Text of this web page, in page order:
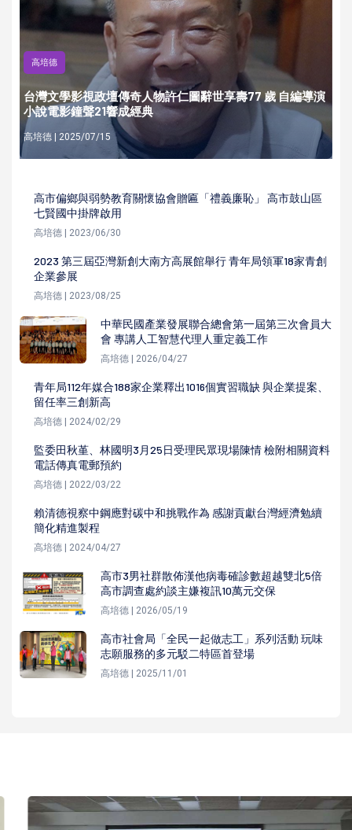
高培德
台灣文學影視政壇傳奇人物許仁圖辭世享壽77 歲 自編導演
小說電影鐘聲21響成經典
高培德 | 2025/07/15
高市偏鄉與弱勢教育關懷協會贈匾「禮義廉恥」 高市鼓山區
七賢國中掛牌啟用
高培德 | 2023/06/30
2023 第三屆亞灣新創大南方高展館舉行 青年局領軍18家青創
企業參展
高培德 | 2023/08/25
中華民國產業發展聯合總會第一屆第三次會員大
會 專講人工智慧代理人重定義工作
高培德 | 2026/04/27
青年局112年媒合188家企業釋出1016個實習職缺 與企業提案、
留任率三創新高
高培德 | 2024/02/29
監委田秋堇、林國明3月25日受理民眾現場陳情 檢附相關資料
電話傳真電郵預約
高培德 | 2022/03/22
賴清德視察中鋼應對碳中和挑戰作為 感謝貢獻台灣經濟勉續
簡化精進製程
高培德 | 2024/04/27
高市3男社群散佈漢他病毒確診數超越雙北5倍
高市調查處約談主嫌複訊10萬元交保
高培德 | 2026/05/19
高市社會局「全民一起做志工」系列活動 玩味
志願服務的多元駁二特區首登場
高培德 | 2025/11/01